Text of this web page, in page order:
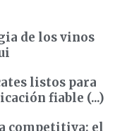
de los vinos
listos para
fiable (...)
competitiva: el